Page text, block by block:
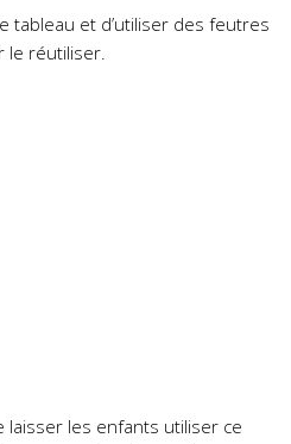
tableau et d’utiliser des feutres
le réutiliser.
laisser les enfants utiliser ce